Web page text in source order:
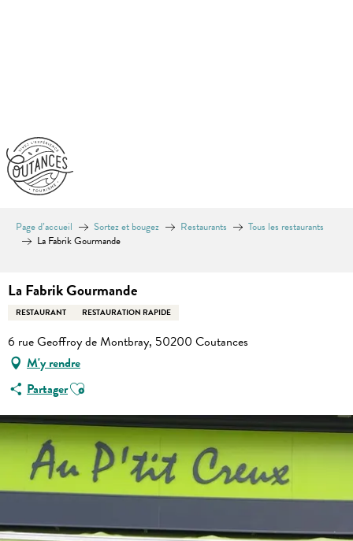
Page d’accueil Sortez et bougez Restaurants
Tous les restaurants
La Fabrik Gourmande
La Fabrik Gourmande
RESTAURANT RESTAURATION RAPIDE
6 rue Geoffroy de Montbray, 50200 Coutances
M'y rendre
PartagerAjouter aux favoris